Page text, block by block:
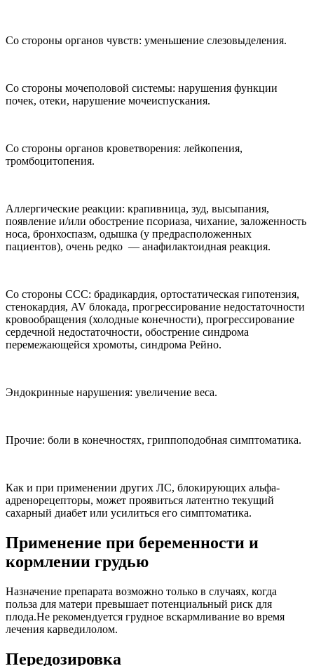
Со стороны органов чувств: уменьшение слезовыделения.
Со стороны мочеполовой системы: нарушения функции
почек, отеки, нарушение мочеиспускания.
Со стороны органов кроветворения: лейкопения,
тромбоцитопения.
Аллергические реакции: крапивница, зуд, высыпания,
появление и/или обострение псориаза, чихание, заложенность
носа, бронхоспазм, одышка (у предрасположенных
пациентов), очень редко — анафилактоидная реакция.
Со стороны ССС: брадикардия, ортостатическая гипотензия,
стенокардия, AV блокада, прогрессирование недостаточности
кровообращения (холодные конечности), прогрессирование
сердечной недостаточности, обострение синдрома
перемежающейся хромоты, синдрома Рейно.
Эндокринные нарушения: увеличение веса.
Прочие: боли в конечностях, гриппоподобная симптоматика.
Как и при применении других ЛС, блокирующих альфа-
адренорецепторы, может проявиться латентно текущий
сахарный диабет или усилиться его симптоматика.
Применение при беременности и
кормлении грудью
Назначение препарата возможно только в случаях, когда
польза для матери превышает потенциальный риск для
плода.Не рекомендуется грудное вскармливание во время
лечения карведилолом.
Передозировка